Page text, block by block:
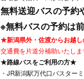
無料送迎バスの予約
※無料バスの予約は
★新潟県外・佐渡からお越
交通費を片道分補助いたし
★路線バスをご利用の方★
・JR新潟駅万代口バスター